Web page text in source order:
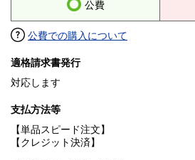
公費
公費での購入について
適格請求書発行
対応します
支払方法等
【単品スピード注文】
【クレジット決済】